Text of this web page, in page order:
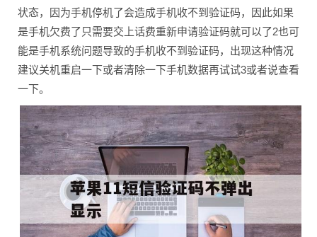
状态，因为手机停机了会造成手机收不到验证码，因此如果
是手机欠费了只需要交上话费重新申请验证码就可以了2也可
能是手机系统问题导致的手机收不到验证码，出现这种情况
建议关机重启一下或者清除一下手机数据再试试3或者说查看
一下。